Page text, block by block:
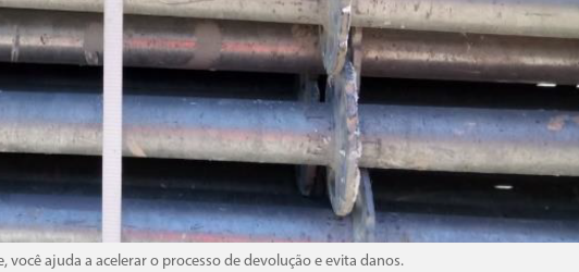
ajuda a acelerar o processo de devolução e evita danos.